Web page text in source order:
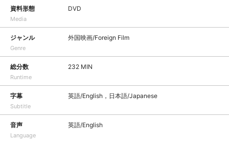
資料形態
Media
DVD
ジャンル
Genre
外国映画/Foreign Film
総分数
Runtime
232 MIN
字幕
Subtitle
英語/English，日本語/Japanese
音声
Language
英語/English